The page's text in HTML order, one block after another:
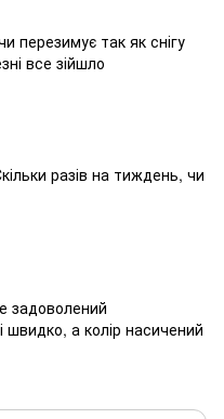
перезимує так як снігу
все зійшло
разів на тиждень, чи
задоволений
швидко, а колір насичений